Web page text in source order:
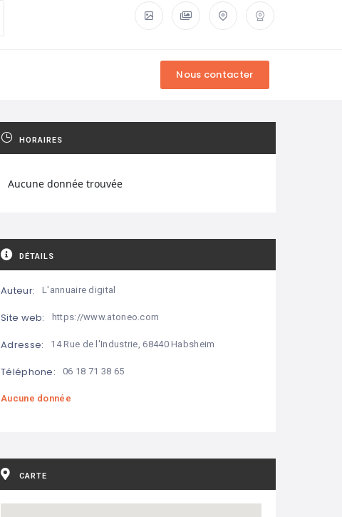
HORAIRES
Aucune donnée trouvée
DÉTAILS
Auteur: L'annuaire digital
Site web: https://www.atoneo.com
Adresse: 14 Rue de l'Industrie, 68440 Habsheim
Téléphone: 06 18 71 38 65
Aucune donnée
CARTE